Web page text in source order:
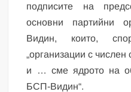
подписите на
основни партийни
Видин, които,
„организации с
и … сме ядрото на
БСП-Видин“.